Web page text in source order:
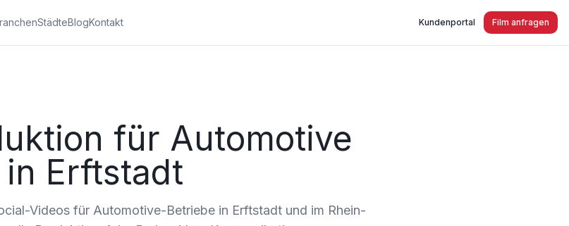
StädteBlogKontakt Kundenportal Film anfragen
für Automotive
in Erftstadt
Videos für Automotive-Betriebe in Erftstadt und im Rhein-